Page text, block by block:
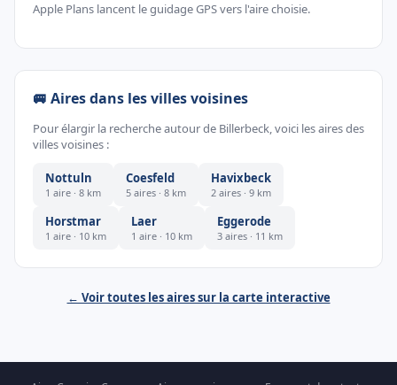
Apple Plans lancent le guidage GPS vers l'aire choisie.
🚐 Aires dans les villes voisines
Pour élargir la recherche autour de Billerbeck, voici les aires des
villes voisines :
Nottuln
1 aire · 8 km
Coesfeld
5 aires · 8 km
Havixbeck
2 aires · 9 km
Horstmar
1 aire · 10 km
Laer
1 aire · 10 km
Eggerode
3 aires · 11 km
← Voir toutes les aires sur la carte interactive